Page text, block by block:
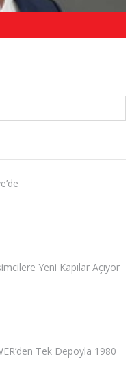
Yeni Kapılar Açıyor
Tek Depoyla 1980